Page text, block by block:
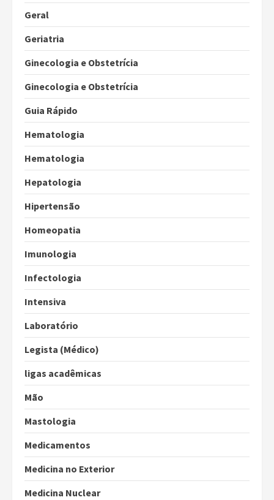
Geral
Geriatria
Ginecologia e Obstetrícia
Ginecologia e Obstetrícia
Guia Rápido
Hematologia
Hematologia
Hepatologia
Hipertensão
Homeopatia
Imunologia
Infectologia
Intensiva
Laboratório
Legista (Médico)
ligas acadêmicas
Mão
Mastologia
Medicamentos
Medicina no Exterior
Medicina Nuclear